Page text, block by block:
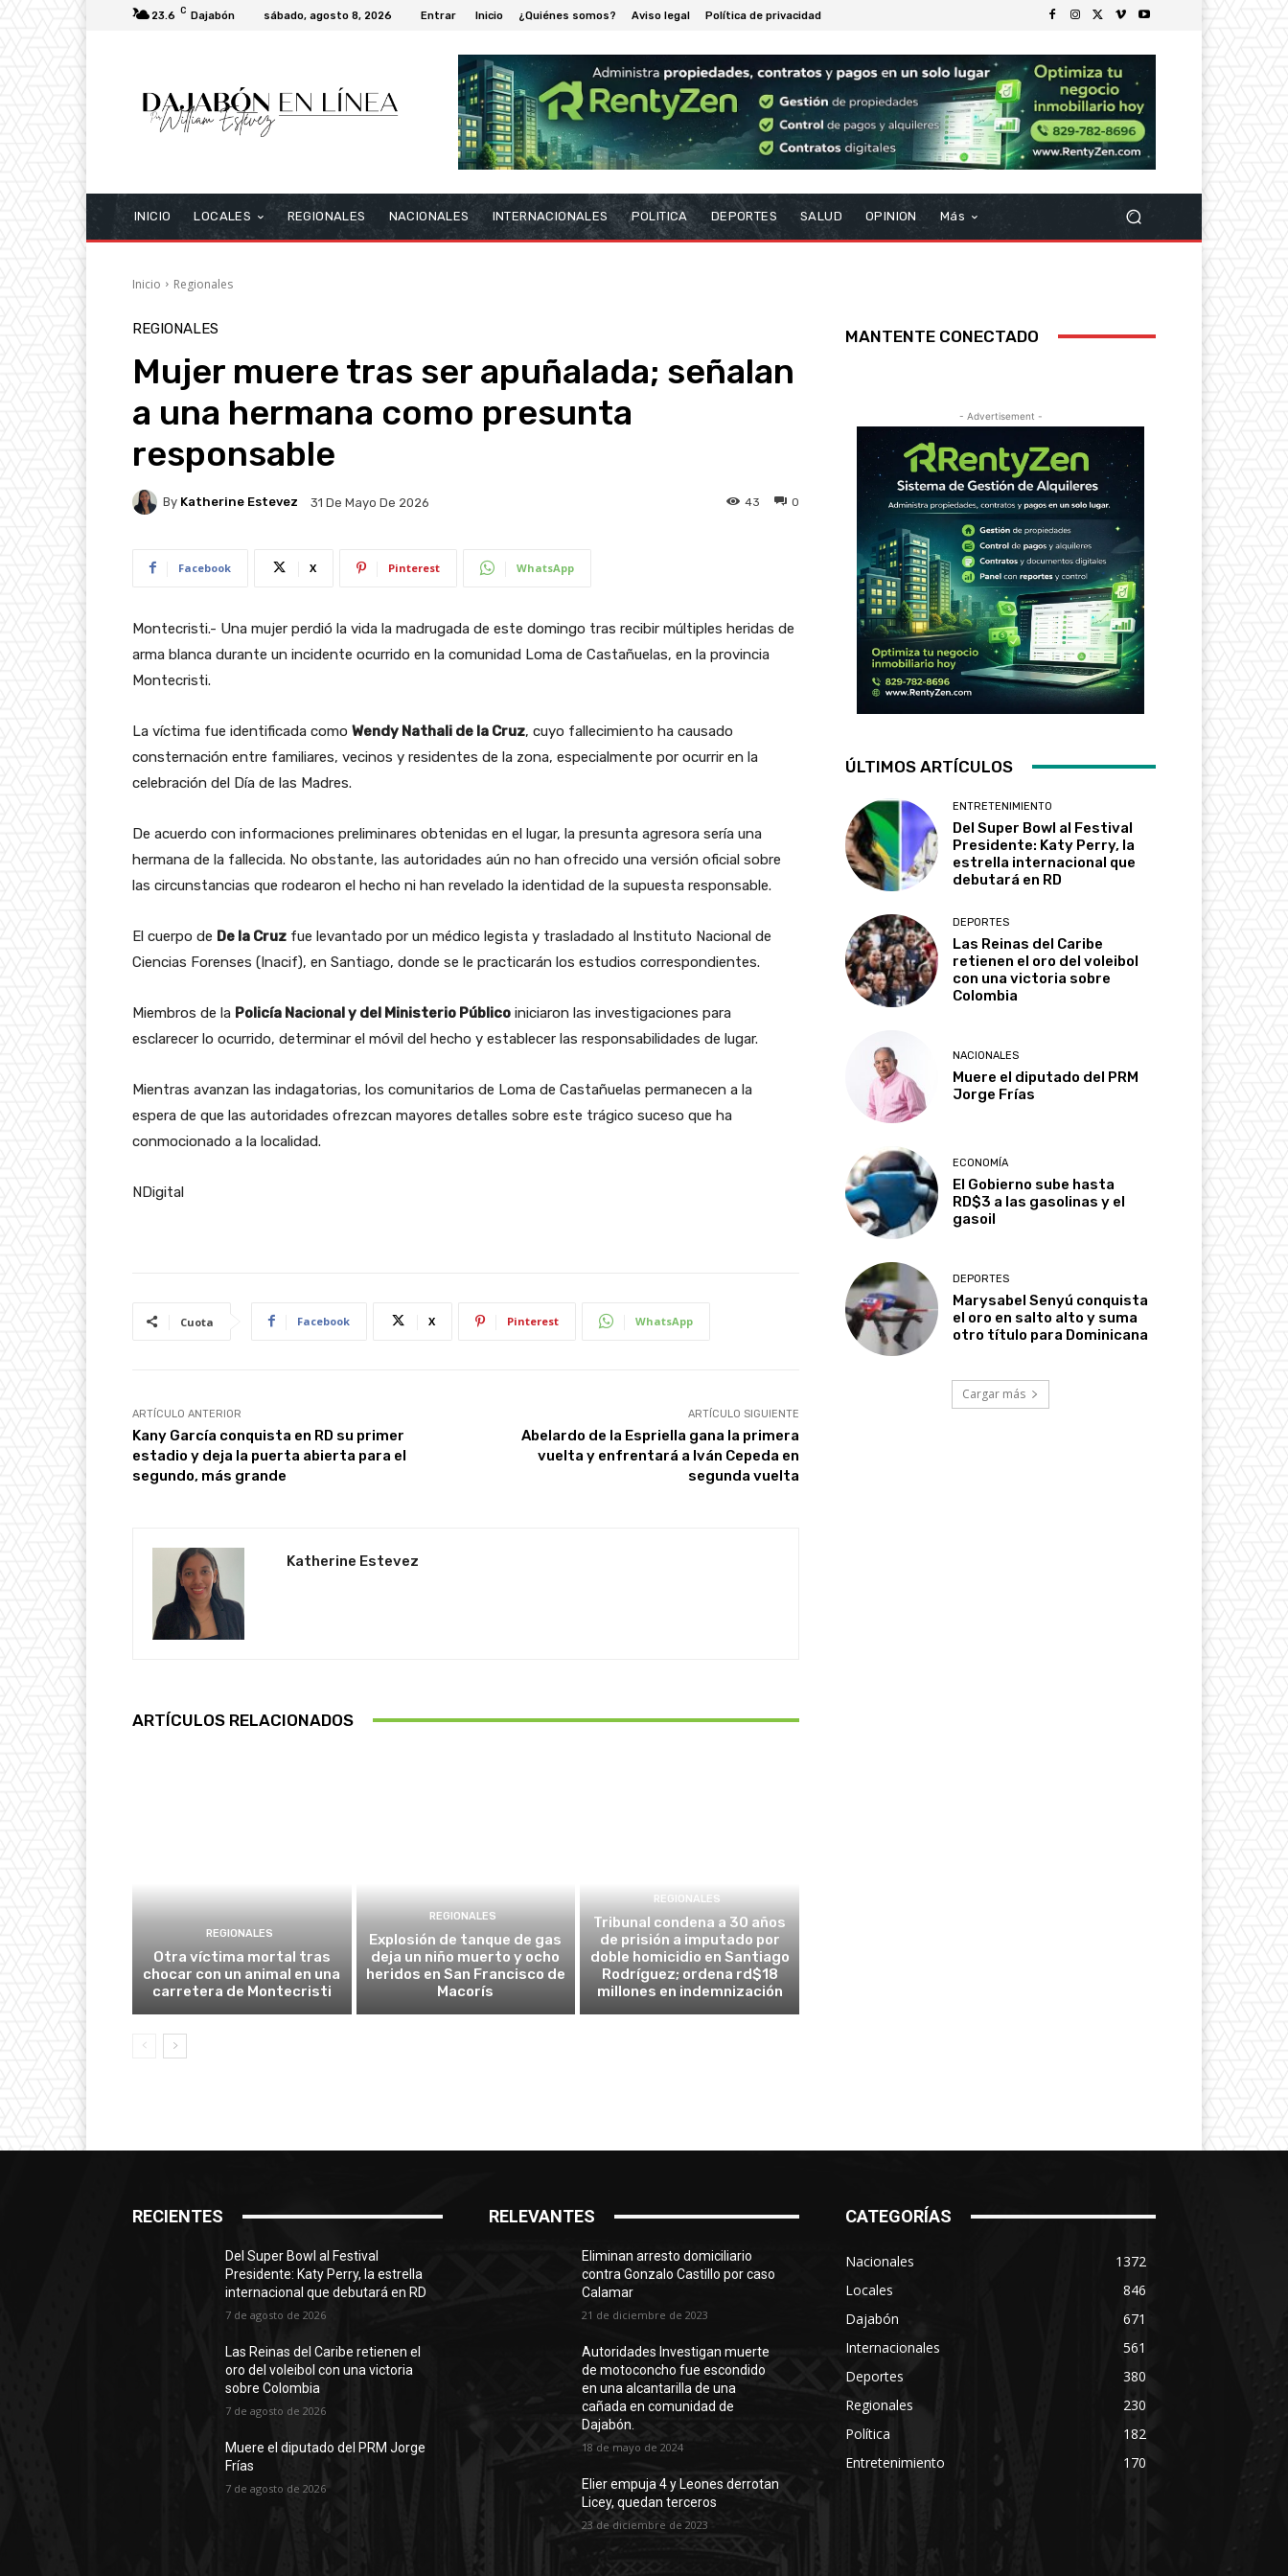
23.6 C Dajabón sábado, agosto 8, 2026 Entrar Inicio ¿Quiénes somos? Aviso legal Política de privacidad
INICIO LOCALES REGIONALES NACIONALES INTERNACIONALES POLITICA DEPORTES SALUD OPINION Más
Inicio Regionales
REGIONALES
Mujer muere tras ser apuñalada; señalan
a una hermana como presunta
responsable
By Katherine Estevez 31 De Mayo De 2026 0
43
Facebook X Pinterest WhatsApp
Montecristi.- Una mujer perdió la vida la madrugada de este domingo tras recibir múltiples heridas de
arma blanca durante un incidente ocurrido en la comunidad Loma de Castañuelas, en la provincia
Montecristi.
La víctima fue identificada como Wendy Nathali de la Cruz, cuyo fallecimiento ha causado
consternación entre familiares, vecinos y residentes de la zona, especialmente por ocurrir en la
celebración del Día de las Madres.
De acuerdo con informaciones preliminares obtenidas en el lugar, la presunta agresora sería una
hermana de la fallecida. No obstante, las autoridades aún no han ofrecido una versión oficial sobre
las circunstancias que rodearon el hecho ni han revelado la identidad de la supuesta responsable.
El cuerpo de De la Cruz fue levantado por un médico legista y trasladado al Instituto Nacional de
Ciencias Forenses (Inacif), en Santiago, donde se le practicarán los estudios correspondientes.
Miembros de la Policía Nacional y del Ministerio Público iniciaron las investigaciones para
esclarecer lo ocurrido, determinar el móvil del hecho y establecer las responsabilidades de lugar.
Mientras avanzan las indagatorias, los comunitarios de Loma de Castañuelas permanecen a la
espera de que las autoridades ofrezcan mayores detalles sobre este trágico suceso que ha
conmocionado a la localidad.
NDigital
Cuota Facebook X Pinterest WhatsApp
ARTÍCULO ANTERIOR
Kany García conquista en RD su primer
estadio y deja la puerta abierta para el
segundo, más grande
ARTÍCULO SIGUIENTE
Abelardo de la Espriella gana la primera
vuelta y enfrentará a Iván Cepeda en
segunda vuelta
Katherine Estevez
ARTÍCULOS RELACIONADOS
REGIONALES
Otra víctima mortal tras
chocar con un animal en una
carretera de Montecristi
REGIONALES
Explosión de tanque de gas
deja un niño muerto y ocho
heridos en San Francisco de
Macorís
REGIONALES
Tribunal condena a 30 años
de prisión a imputado por
doble homicidio en Santiago
Rodríguez; ordena rd$18
millones en indemnización
MANTENTE CONECTADO
- Advertisement -
ÚLTIMOS ARTÍCULOS
ENTRETENIMIENTO
Del Super Bowl al Festival
Presidente: Katy Perry, la
estrella internacional que
debutará en RD
DEPORTES
Las Reinas del Caribe
retienen el oro del voleibol
con una victoria sobre
Colombia
NACIONALES
Muere el diputado del PRM
Jorge Frías
ECONOMÍA
El Gobierno sube hasta
RD$3 a las gasolinas y el
gasoil
DEPORTES
Marysabel Senyú conquista
el oro en salto alto y suma
otro título para Dominicana
Cargar más
RECIENTES
Del Super Bowl al Festival
Presidente: Katy Perry, la estrella
internacional que debutará en RD
7 de agosto de 2026
Las Reinas del Caribe retienen el
oro del voleibol con una victoria
sobre Colombia
7 de agosto de 2026
Muere el diputado del PRM Jorge
Frías
7 de agosto de 2026
RELEVANTES
Eliminan arresto domiciliario
contra Gonzalo Castillo por caso
Calamar
21 de diciembre de 2023
Autoridades Investigan muerte
de motoconcho fue escondido
en una alcantarilla de una
cañada en comunidad de
Dajabón.
18 de mayo de 2024
Elier empuja 4 y Leones derrotan
Licey, quedan terceros
23 de diciembre de 2023
CATEGORÍAS
Nacionales
1372
Locales
846
Dajabón
671
Internacionales
561
Deportes
380
Regionales
230
Política
182
Entretenimiento
170